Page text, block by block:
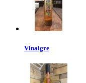
Vinaigre